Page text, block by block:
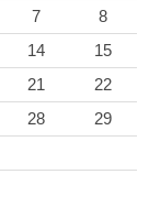
7
8
14
15
21
22
28
29